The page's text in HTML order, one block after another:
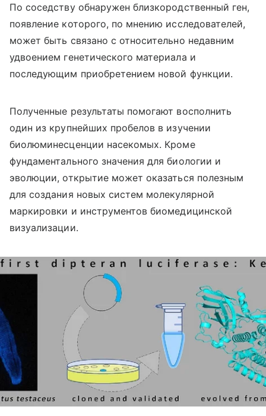
По соседству обнаружен близкородственный ген,
появление которого, по мнению исследователей,
может быть связано с относительно недавним
удвоением генетического материала и
последующим приобретением новой функции.
Полученные результаты помогают восполнить
один из крупнейших пробелов в изучении
биолюминесценции насекомых. Кроме
фундаментального значения для биологии и
эволюции, открытие может оказаться полезным
для создания новых систем молекулярной
маркировки и инструментов биомедицинской
визуализации.